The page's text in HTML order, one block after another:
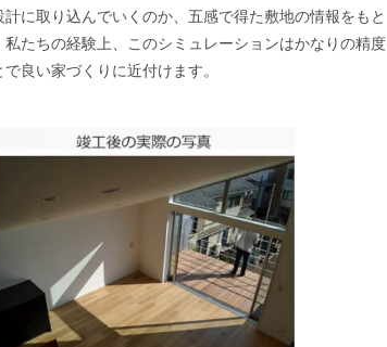
に取り込んでいくのか、五感で得た敷地の情報をもと
たちの経験上、このシミュレーションはかなりの精度
良い家づくりに近付けます。